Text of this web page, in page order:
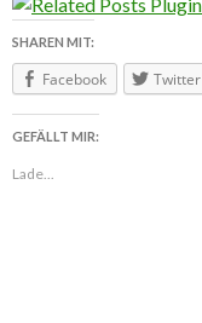
SHAREN MIT:
Facebook Twitter
GEFÄLLT MIR:
Lade...